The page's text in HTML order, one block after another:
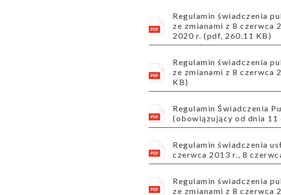
Regulamin świadczenia publicznie dostępnych usług telekomunikacyjnych obowiązujący od 20 czerwca 2013 r.
ze zmianami z 8 czerwca
2020 r. (pdf, 260.11 KB)
Regulamin świadczenia publicznie dostępnych usług telekomunikacyjnych (obowiązujący od 20 czerwca 2013 r.
ze zmianami z 8 czerwca
KB)
Regulamin Świadczenia Publicznie Dostępnych Usług Telekomunikacyjnych w Ogólnopolskiej Sieci Edukacyjnej
(obowiązujący od dnia
Regulamin świadczenia usług telekomunikacyjnych NASK (obowiązujący od 17 stycznia 2011 r. ze zmianami z 1
czerwca 2013 r., 8
Regulamin świadczenia publicznie dostępnych usług telekomunikacyjnych (obowiązujący od 20 czerwca 2013 r.
ze zmianami z 8 czerwca